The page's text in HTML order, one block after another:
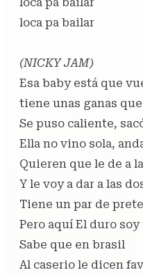
loca pa bailar
(NICKY JAM)
Esa baby está que
tiene unas ganas
Se puso caliente,
Ella no vino sola,
Quieren que le de a
Y le voy a dar a las
Tiene un par de
Pero aquí El duro soy
Sabe que en brasil
Al caserio le dicen